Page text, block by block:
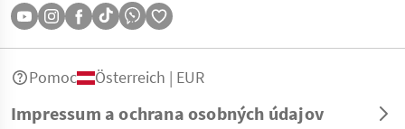
Impressum a ochrana osobných údajov
Pomoc Österreich | EUR